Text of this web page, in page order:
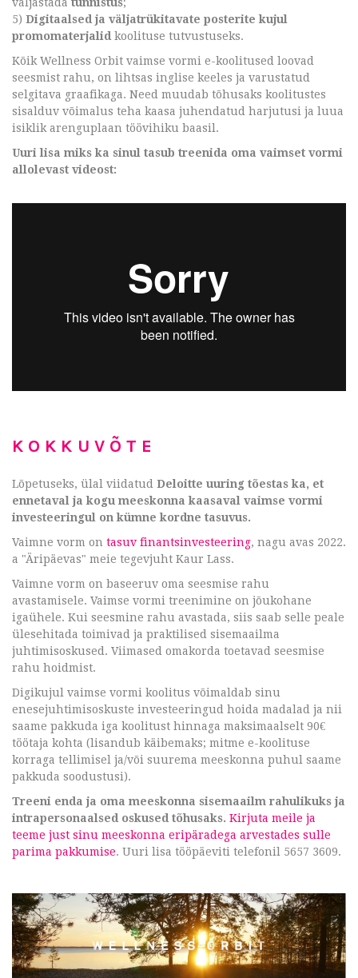
5) Digitaalsed ja väljatrükitavate posterite kujul
promomaterjalid koolituse tutvustuseks.
Kõik Wellness Orbit vaimse vormi e-koolitused loovad
seesmist rahu, on lihtsas inglise keeles ja varustatud
selgitava graafikaga. Need muudab tõhusaks koolitustes
sisalduv võimalus teha kaasa juhendatud harjutusi ja luua
isiklik arenguplaan töövihiku baasil.
Uuri lisa miks ka sinul tasub treenida oma vaimset vormi
allolevast videost:
KOKKUVÕTE
Lõpetuseks, ülal viidatud Deloitte uuring tõestas ka, et
ennetaval ja kogu meeskonna kaasaval vaimse vormi
investeeringul on kümne kordne tasuvus.
Vaimne vorm on tasuv finantsinvesteering, nagu avas 2022.
a "Äripäevas" meie tegevjuht Kaur Lass.
Vaimne vorm on baseeruv oma seesmise rahu
avastamisele. Vaimse vormi treenimine on jõukohane
igaühele. Kui seesmine rahu avastada, siis saab selle peale
ülesehitada toimivad ja praktilised sisemaailma
juhtimisoskused. Viimased omakorda toetavad seesmise
rahu hoidmist.
Digikujul vaimse vormi koolitus võimaldab sinu
enesejuhtimisoskuste investeeringud hoida madalad ja nii
saame pakkuda iga koolitust hinnaga maksimaalselt 90€
töötaja kohta (lisandub käibemaks; mitme e-koolituse
korraga tellimisel ja/või suurema meeskonna puhul saame
pakkuda soodustusi).
Treeni enda ja oma meeskonna sisemaailm rahulikuks ja
intrapersonaalsed oskused tõhusaks. Kirjuta meile ja
teeme just sinu meeskonna eripäradega arvestades sulle
parima pakkumise. Uuri lisa tööpäeviti telefonil 5657 3609.